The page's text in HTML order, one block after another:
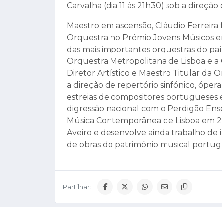
Carvalha (dia 11 às 21h30) sob a
Maestro em ascensão, Cláudio
Orquestra no Prémio Jovens Músicos
das mais importantes orquestras do
Orquestra Metropolitana de Lisboa e
Diretor Artístico e Maestro Titular da
a direção de repertório sinfónico,
estreias de compositores portugueses
digressão nacional com o Perdigão
Música Contemporânea de Lisboa em
Aveiro e desenvolve ainda trabalho de
de obras do património musical
Partilhar: